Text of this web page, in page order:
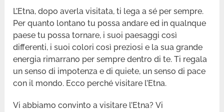
L’Etna, dopo averla visitata, ti lega a sé per sempre.
Per quanto lontano tu possa andare ed in qualnque
paese tu possa tornare, i suoi paesaggi così
differenti, i suoi colori così preziosi e la sua grande
energia rimarrano per sempre dentro di te. Ti regala
un senso di impotenza e di quiete, un senso di pace
con il mondo. Ecco perché visitare l’Etna.
Vi abbiamo convinto a visitare l’Etna? Vi